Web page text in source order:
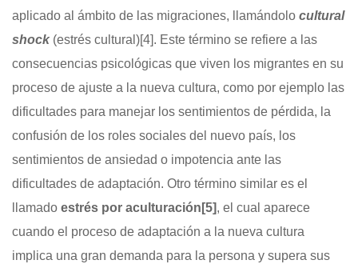
aplicado al ámbito de las migraciones, llamándolo cultural
shock (estrés cultural)[4]. Este término se refiere a las
consecuencias psicológicas que viven los migrantes en su
proceso de ajuste a la nueva cultura, como por ejemplo las
dificultades para manejar los sentimientos de pérdida, la
confusión de los roles sociales del nuevo país, los
sentimientos de ansiedad o impotencia ante las
dificultades de adaptación. Otro término similar es el
llamado estrés por aculturación [5], el cual aparece
cuando el proceso de adaptación a la nueva cultura
implica una gran demanda para la persona y supera sus